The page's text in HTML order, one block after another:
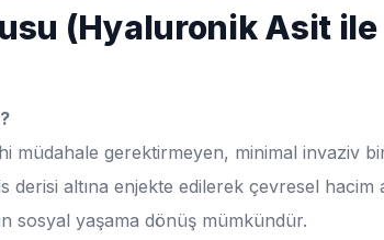
(Hyaluronik Asit
müdahale gerektirmeyen, minimal invaziv
derisi altına enjekte edilerek çevresel hacim
sosyal yaşama dönüş mümkündür.